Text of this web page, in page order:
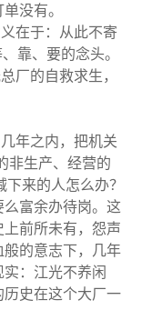
没有。
在于：从此不寄
靠、要的念头。
厂的自救求生，
年之内，把机关
非生产、经营的
来的人怎么办？
富余办待岗。这
前所未有，怨声
的意志下，几年
：江光不养闲
历史在这个大厂一